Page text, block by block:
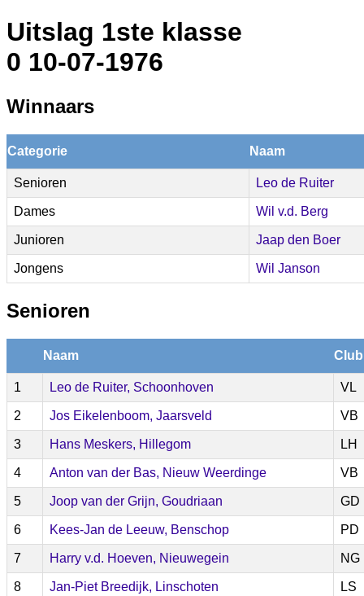
Uitslag 1ste klasse
0 10-07-1976
Winnaars
Categorie Naam
Senioren Leo de Ruiter
Dames Wil v.d. Berg
Junioren Jaap den Boer
Jongens Wil Janson
Senioren
Naam Club
1 Leo de Ruiter, Schoonhoven VL
2 Jos Eikelenboom, Jaarsveld VB
3 Hans Meskers, Hillegom LH
4 Anton van der Bas, Nieuw Weerdinge VB
5 Joop van der Grijn, Goudriaan GD
6 Kees-Jan de Leeuw, Benschop PD
7 Harry v.d. Hoeven, Nieuwegein NG
8 Jan-Piet Breedijk, Linschoten LS